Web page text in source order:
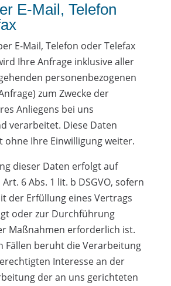
E-Mail, Telefon
E-Mail, Telefon oder Telefax
Ihre Anfrage inklusive aller
personenbezogenen
zum Zwecke der
Anliegens bei uns
verarbeitet. Diese Daten
ohne Ihre Einwilligung weiter.
dieser Daten erfolgt auf
6 Abs. 1 lit. b DSGVO, sofern
der Erfüllung eines Vertrags
oder zur Durchführung
Maßnahmen erforderlich ist.
Fällen beruht die Verarbeitung
Interesse an der
der an uns gerichteten